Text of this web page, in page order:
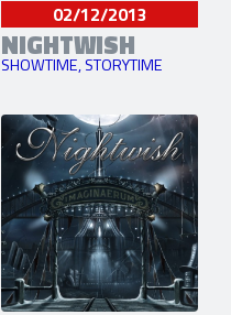
02/12/2013
NIGHTWISH
SHOWTIME, STORYTIME